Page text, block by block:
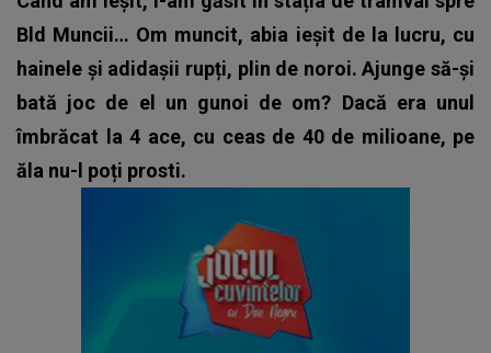
Bld Muncii… Om muncit, abia ieșit de la lucru, cu
hainele și adidașii rupți, plin de noroi. Ajunge să-și
bată joc de el un gunoi de om? Dacă era unul
îmbrăcat la 4 ace, cu ceas de 40 de milioane, pe
ăla nu-l poți prosti.